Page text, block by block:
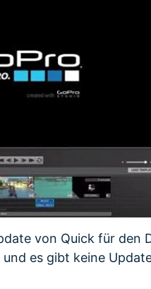
von Quick für den
es gibt keine